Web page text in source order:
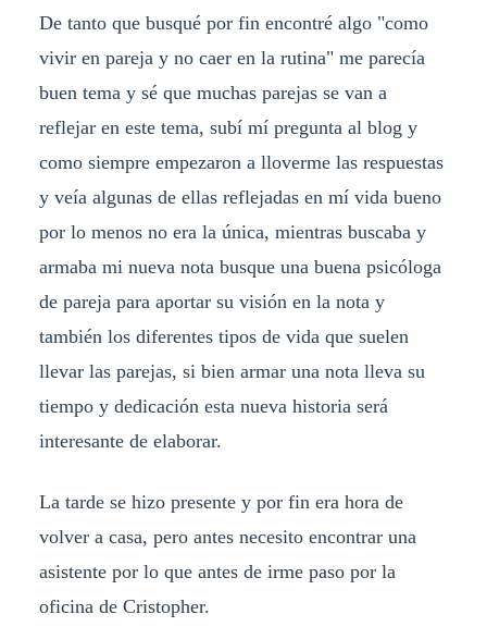
De tanto que busqué por fin encontré algo "como
vivir en pareja y no caer en la rutina" me parecía
buen tema y sé que muchas parejas se van a
reflejar en este tema, subí mí pregunta al blog y
como siempre empezaron a lloverme las respuestas
y veía algunas de ellas reflejadas en mí vida bueno
por lo menos no era la única, mientras buscaba y
armaba mi nueva nota busque una buena psicóloga
de pareja para aportar su visión en la nota y
también los diferentes tipos de vida que suelen
llevar las parejas, si bien armar una nota lleva su
tiempo y dedicación esta nueva historia será
interesante de elaborar.
La tarde se hizo presente y por fin era hora de
volver a casa, pero antes necesito encontrar una
asistente por lo que antes de irme paso por la
oficina de Cristopher.